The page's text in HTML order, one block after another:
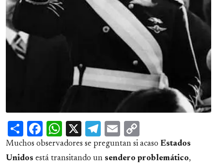
ShareFacebook
WhatsApp
X Telegram
Email
Link
Muchos observadores se preguntan si acaso Estados
Unidos está transitando un sendero problemático,